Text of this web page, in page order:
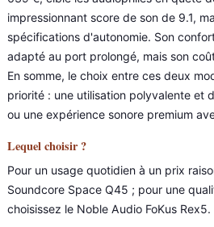
impressionnant score de son de 9.1,
spécifications d'autonomie. Son
adapté au port prolongé, mais son
En somme, le choix entre ces deux
priorité : une utilisation polyvalente et
ou une expérience sonore premium
Lequel choisir ?
Pour un usage quotidien à un prix
Soundcore Space Q45 ; pour une
choisissez le Noble Audio FoKus Rex5.